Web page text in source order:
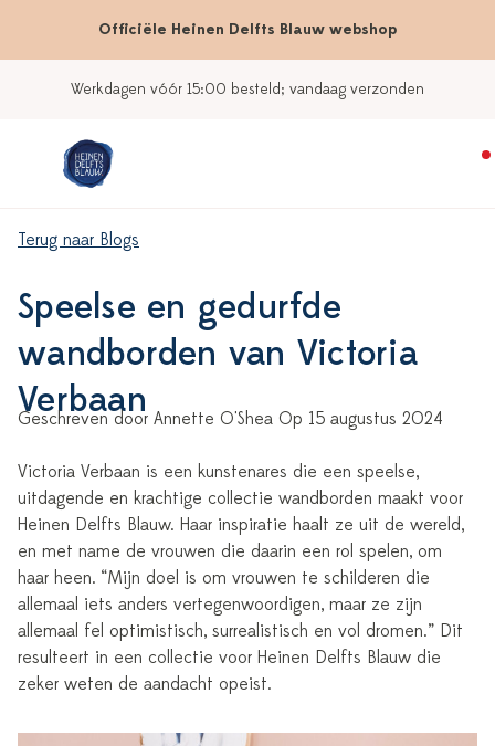
Officiële Heinen Delfts Blauw webshop
Onze winkels
Terug naar Blogs
Speelse en gedurfde
wandborden van Victoria
Verbaan
Geschreven door Annette O'Shea Op 15 augustus 2024
Victoria Verbaan is een kunstenares die een speelse,
uitdagende en krachtige collectie wandborden maakt voor
Heinen Delfts Blauw. Haar inspiratie haalt ze uit de wereld,
en met name de vrouwen die daarin een rol spelen, om
haar heen. “Mijn doel is om vrouwen te schilderen die
allemaal iets anders vertegenwoordigen, maar ze zijn
allemaal fel optimistisch, surrealistisch en vol dromen.” Dit
resulteert in een collectie voor Heinen Delfts Blauw die
zeker weten de aandacht opeist.